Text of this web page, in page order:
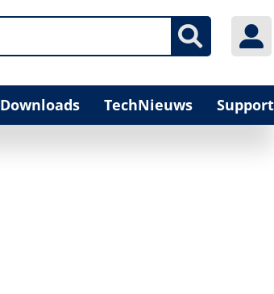
Downloads TechNieuws Support